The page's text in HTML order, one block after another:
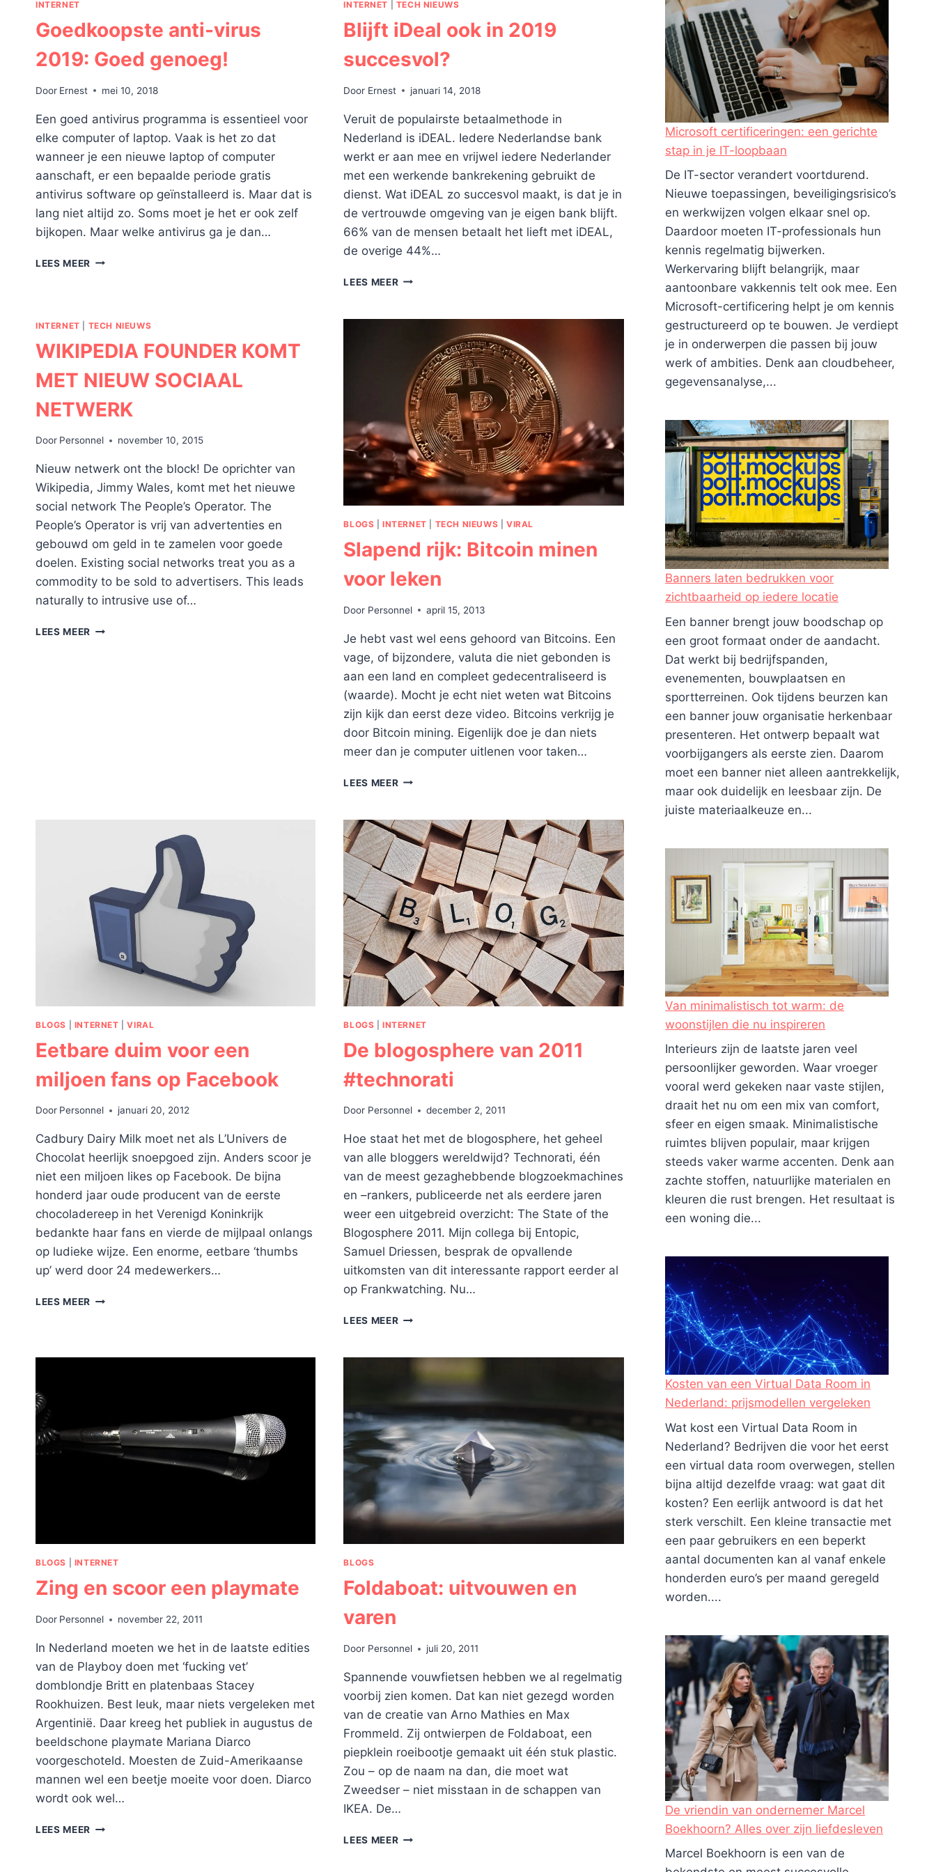
INTERNET
Goedkoopste anti-virus
2019: Goed genoeg!
Door Ernest mei 10, 2018
Een goed antivirus programma is essentieel voor
elke computer of laptop. Vaak is het zo dat
wanneer je een nieuwe laptop of computer
aanschaft, er een bepaalde periode gratis
antivirus software op geïnstalleerd is. Maar dat is
lang niet altijd zo. Soms moet je het er ook zelf
bijkopen. Maar welke antivirus ga je dan…
LEES MEER GOEDKOOPSTE
INTERNET TECH NIEUWS
Blijft iDeal ook in 2019
succesvol?
Door Ernest januari 14, 2018
Veruit de populairste betaalmethode in
Nederland is iDEAL. Iedere Nederlandse bank
werkt er aan mee en vrijwel iedere Nederlander
met een werkende bankrekening gebruikt de
dienst. Wat iDEAL zo succesvol maakt, is dat je in
de vertrouwde omgeving van je eigen bank blijft.
66% van de mensen betaalt het lieft met iDEAL,
de overige 44%…
LEES MEERBLIJFT
IN
SUCCESVOL?
INTERNET TECH NIEUWS
WIKIPEDIA FOUNDER KOMT
MET NIEUW SOCIAAL
NETWERK
Door Personnel november 10, 2015
Nieuw netwerk ont the block! De oprichter van
Wikipedia, Jimmy Wales, komt met het nieuwe
social network The People’s Operator. The
People’s Operator is vrij van advertenties en
gebouwd om geld in te zamelen voor goede
doelen. Existing social networks treat you as a
commodity to be sold to advertisers. This leads
naturally to intrusive use of…
LEES MEER WIKIPEDIA
BLOGS |INTERNET TECH NIEUWS VIRAL
Slapend rijk: Bitcoin minen
voor leken
Door Personnel april 15, 2013
Je hebt vast wel eens gehoord van Bitcoins. Een
vage, of bijzondere, valuta die niet gebonden is
aan een land en compleet gedecentraliseerd is
(waarde). Mocht je echt niet weten wat Bitcoins
zijn kijk dan eerst deze video. Bitcoins verkrijg je
door Bitcoin mining. Eigenlijk doe je dan niets
meer dan je computer uitlenen voor taken…
LEES MEERSLAPEND
MINEN
VOOR
LEKEN
BLOGS INTERNET |VIRAL
Eetbare duim voor een
miljoen fans op Facebook
Door Personnel januari 20, 2012
Cadbury Dairy Milk moet net als L’Univers de
Chocolat heerlijk snoepgoed zijn. Anders scoor je
niet een miljoen likes op Facebook. De bijna
honderd jaar oude producent van de eerste
chocoladereep in het Verenigd Koninkrijk
bedankte haar fans en vierde de mijlpaal onlangs
op ludieke wijze. Een enorme, eetbare ‘thumbs
up’ werd door 24 medewerkers…
LEES MEER EETBARE
MILJOEN
BLOGS |INTERNET
De blogosphere van 2011
#technorati
Door Personnel december 2, 2011
Hoe staat het met de blogosphere, het geheel
van alle bloggers wereldwijd? Technorati, één
van de meest gezaghebbende blogzoekmachines
en –rankers, publiceerde net als eerdere jaren
weer een uitgebreid overzicht: The State of the
Blogosphere 2011. Mijn collega bij Entopic,
Samuel Driessen, besprak de opvallende
uitkomsten van dit interessante rapport eerder al
op Frankwatching. Nu…
LEES MEERDE
2011
#TECHNORATI
BLOGS INTERNET
Zing en scoor een playmate
Door Personnel november 22, 2011
In Nederland moeten we het in de laatste edities
van de Playboy doen met ‘fucking vet’
domblondje Britt en platenbaas Stacey
Rookhuizen. Best leuk, maar niets vergeleken met
Argentinië. Daar kreeg het publiek in augustus de
beeldschone playmate Mariana Diarco
voorgeschoteld. Moesten de Zuid-Amerikaanse
mannen wel een beetje moeite voor doen. Diarco
wordt ook wel…
LEES MEER ZING
BLOGS
Foldaboat: uitvouwen en
varen
Door Personnel juli 20, 2011
Spannende vouwfietsen hebben we al regelmatig
voorbij zien komen. Dat kan niet gezegd worden
van de creatie van Arno Mathies en Max
Frommeld. Zij ontwierpen de Foldaboat, een
piepklein roeibootje gemaakt uit één stuk plastic.
Zou – op de naam na dan, die moet wat
Zweedser – niet misstaan in de schappen van
IKEA. De…
LEES MEERFOLDABOAT:
Microsoft certificeringen: een gerichte
stap in je IT-loopbaan
De IT-sector verandert voortdurend.
Nieuwe toepassingen, beveiligingsrisico’s
en werkwijzen volgen elkaar snel op.
Daardoor moeten IT-professionals hun
kennis regelmatig bijwerken.
Werkervaring blijft belangrijk, maar
aantoonbare vakkennis telt ook mee. Een
Microsoft-certificering helpt je om kennis
gestructureerd op te bouwen. Je verdiept
je in onderwerpen die passen bij jouw
werk of ambities. Denk aan cloudbeheer,
gegevensanalyse,...
Banners laten bedrukken voor
zichtbaarheid op iedere locatie
Een banner brengt jouw boodschap op
een groot formaat onder de aandacht.
Dat werkt bij bedrijfspanden,
evenementen, bouwplaatsen en
sportterreinen. Ook tijdens beurzen kan
een banner jouw organisatie herkenbaar
presenteren. Het ontwerp bepaalt wat
voorbijgangers als eerste zien. Daarom
moet een banner niet alleen aantrekkelijk,
maar ook duidelijk en leesbaar zijn. De
juiste materiaalkeuze en...
Van minimalistisch tot warm: de
woonstijlen die nu inspireren
Interieurs zijn de laatste jaren veel
persoonlijker geworden. Waar vroeger
vooral werd gekeken naar vaste stijlen,
draait het nu om een mix van comfort,
sfeer en eigen smaak. Minimalistische
ruimtes blijven populair, maar krijgen
steeds vaker warme accenten. Denk aan
zachte stoffen, natuurlijke materialen en
kleuren die rust brengen. Het resultaat is
een woning die...
Kosten van een Virtual Data Room in
Nederland: prijsmodellen vergeleken
Wat kost een Virtual Data Room in
Nederland? Bedrijven die voor het eerst
een virtual data room overwegen, stellen
bijna altijd dezelfde vraag: wat gaat dit
kosten? Een eerlijk antwoord is dat het
sterk verschilt. Een kleine transactie met
een paar gebruikers en een beperkt
aantal documenten kan al vanaf enkele
honderden euro’s per maand geregeld
worden....
De vriendin van ondernemer Marcel
Boekhoorn? Alles over zijn liefdesleven
Marcel Boekhoorn is een van de